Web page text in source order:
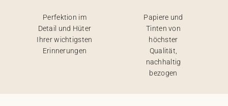
Perfektion im
Detail und Hüter
Ihrer wichtigsten
Erinnerungen
Papiere und
Tinten von
höchster
Qualität,
nachhaltig
bezogen